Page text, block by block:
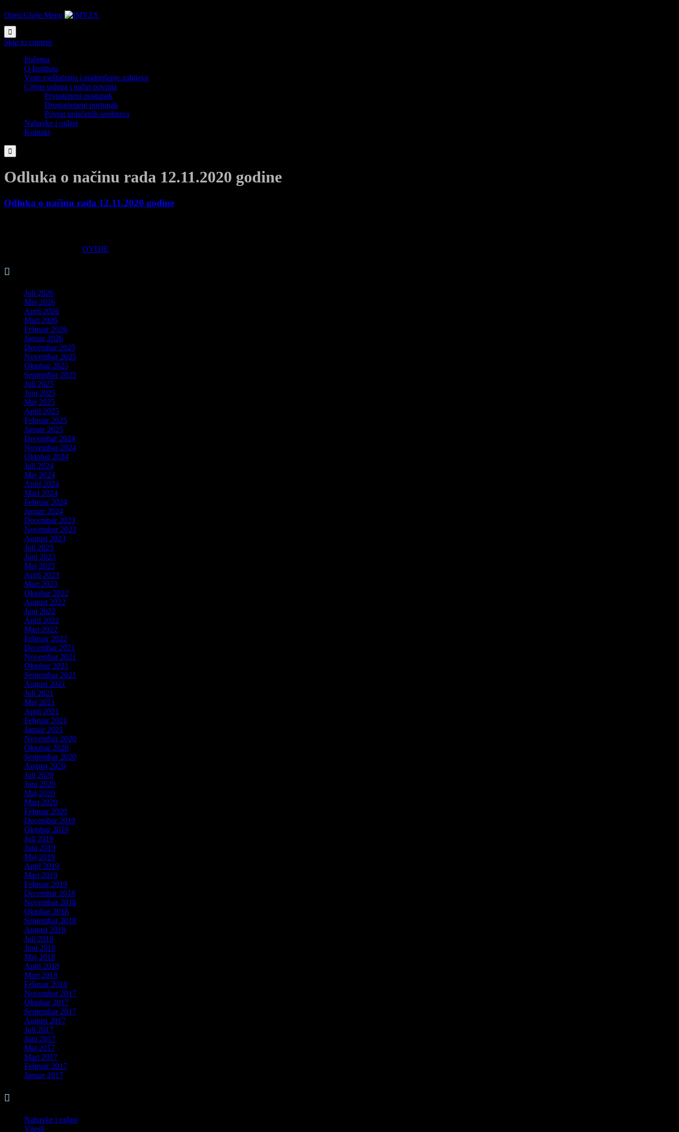
Open/Close Menu

Skip to content
Početna
O Institutu
Vrste vještačenja i podnošenje zahtjeva
Cijene usluga i način povrata
Prvostepeni postupak
Drugostepeni postupak
Povrat uplaćenih sredstava
Nabavke i oglasi
Kontakt

Odluka o načinu rada 12.11.2020 godine
Odluka o načinu rada 12.11.2020 godine
OVDJE

Juli 2026
Maj 2026
April 2026
Mart 2026
Februar 2026
Januar 2026
Decembar 2025
Novembar 2025
Oktobar 2025
Septembar 2025
Juli 2025
Juni 2025
Maj 2025
April 2025
Februar 2025
Januar 2025
Decembar 2024
Novembar 2024
Oktobar 2024
Juli 2024
Maj 2024
April 2024
Mart 2024
Februar 2024
Januar 2024
Decembar 2023
Novembar 2023
August 2023
Juli 2023
Juni 2023
Maj 2023
April 2023
Mart 2023
Oktobar 2022
August 2022
Juni 2022
April 2022
Mart 2022
Februar 2022
Decembar 2021
Novembar 2021
Oktobar 2021
Septembar 2021
August 2021
Juli 2021
Maj 2021
April 2021
Februar 2021
Januar 2021
Novembar 2020
Oktobar 2020
Septembar 2020
August 2020
Juli 2020
Juni 2020
Maj 2020
Mart 2020
Februar 2020
Decembar 2019
Oktobar 2019
Juli 2019
Juni 2019
Maj 2019
April 2019
Mart 2019
Februar 2019
Decembar 2018
Novembar 2018
Oktobar 2018
Septembar 2018
August 2018
Juli 2018
Juni 2018
Maj 2018
April 2018
Mart 2018
Februar 2018
Novembar 2017
Oktobar 2017
Septembar 2017
August 2017
Juli 2017
Juni 2017
Maj 2017
Mart 2017
Februar 2017
Januar 2017

Nabavke i oglasi
Vijesti